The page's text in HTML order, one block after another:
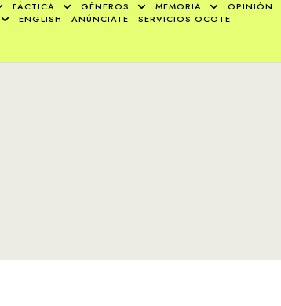
FÁCTICA GÉNEROS MEMORIA OPINIÓN
ENGLISH ANÚNCIATE SERVICIOS OCOTE